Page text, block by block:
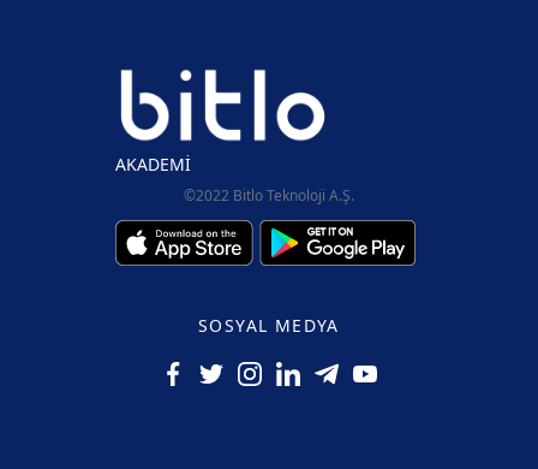
AKADEMİ
©2022 Bitlo Teknoloji A.Ş.
SOSYAL MEDYA